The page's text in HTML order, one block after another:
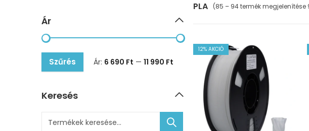
PLA (85 – 94 termék megjelenítése
12% AKCIÓ
Ár
Szűrés Ár: 6 690 Ft — 11 990 Ft
Keresés